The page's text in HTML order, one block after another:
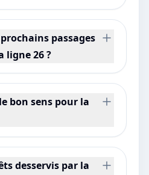
passages
ligne 26 ?
bon sens pour la
desservis par la